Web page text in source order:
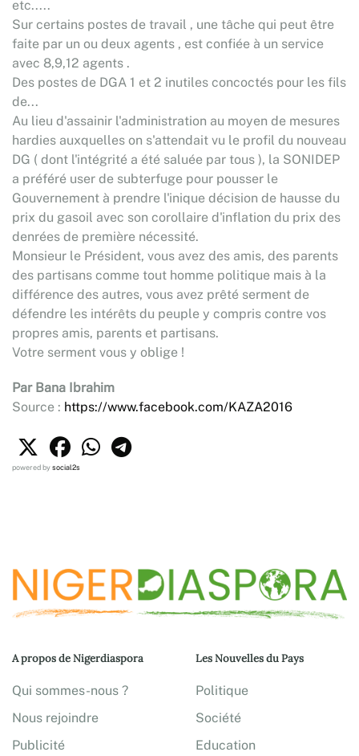
etc.....
Sur certains postes de travail , une tâche qui peut être
faite par un ou deux agents , est confiée à un service
avec 8,9,12 agents .
Des postes de DGA 1 et 2 inutiles concoctés pour les fils
de...
Au lieu d'assainir l'administration au moyen de mesures
hardies auxquelles on s'attendait vu le profil du nouveau
DG ( dont l'intégrité a été saluée par tous ), la SONIDEP
a préféré user de subterfuge pour pousser le
Gouvernement à prendre l'inique décision de hausse du
prix du gasoil avec son corollaire d'inflation du prix des
denrées de première nécessité.
Monsieur le Président, vous avez des amis, des parents
des partisans comme tout homme politique mais à la
différence des autres, vous avez prêté serment de
défendre les intérêts du peuple y compris contre vos
propres amis, parents et partisans.
Votre serment vous y oblige !
Par Bana Ibrahim
Source : https://www.facebook.com/KAZA2016
powered bysocial2s
A propos de Nigerdiaspora
Qui sommes-nous ?
Nous rejoindre
Publicité
Les Nouvelles du Pays
Politique
Société
Education